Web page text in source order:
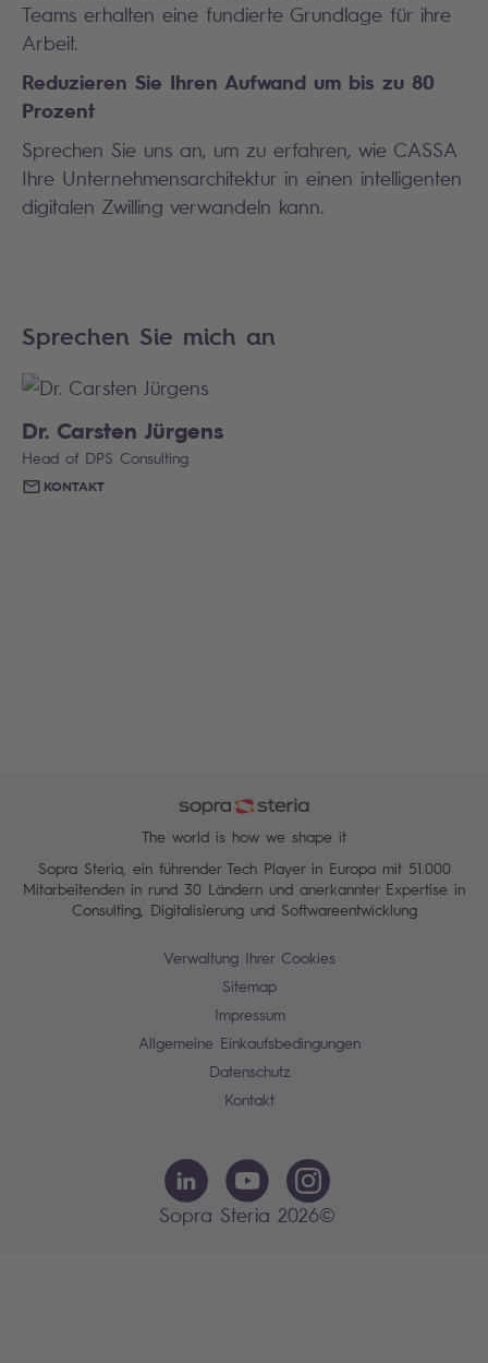
Teams erhalten eine fundierte Grundlage für ihre
Arbeit.
Reduzieren Sie Ihren Aufwand um bis zu 80
Prozent
Sprechen Sie uns an, um zu erfahren, wie CASSA
Ihre Unternehmensarchitektur in einen intelligenten
digitalen Zwilling verwandeln kann.
Sprechen Sie mich an
Dr. Carsten Jürgens
Head of DPS Consulting
KONTAKT
The world is how we shape it
Sopra Steria, ein führender Tech Player in Europa mit 51.000
Mitarbeitenden in rund 30 Ländern und anerkannter Expertise in
Consulting, Digitalisierung und Softwareentwicklung
Verwaltung Ihrer Cookies
Sitemap
Impressum
Allgemeine Einkaufsbedingungen
Datenschutz
Kontakt
Sopra Steria 2026©